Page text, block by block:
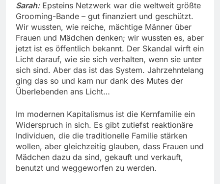
Sarah:Epsteins Netzwerk war die weltweit größte
Grooming-Bande – gut finanziert und geschützt.
Wir wussten, wie reiche, mächtige Männer über
Frauen und Mädchen denken; wir wussten es, aber
jetzt ist es öffentlich bekannt. Der Skandal wirft ein
Licht darauf, wie sie sich verhalten, wenn sie unter
sich sind. Aber das ist das System. Jahrzehntelang
ging das so und kam nur dank des Mutes der
Überlebenden ans Licht…
Im modernen Kapitalismus ist die Kernfamilie ein
Widerspruch in sich. Es gibt zutiefst reaktionäre
Individuen, die die traditionelle Familie stärken
wollen, aber gleichzeitig glauben, dass Frauen und
Mädchen dazu da sind, gekauft und verkauft,
benutzt und weggeworfen zu werden.